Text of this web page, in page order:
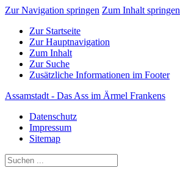
Zur Navigation springen Zum Inhalt springen
Zur Startseite
Zur Hauptnavigation
Zum Inhalt
Zur Suche
Zusätzliche Informationen im Footer
Assamstadt - Das Ass im Ärmel Frankens
Datenschutz
Impressum
Sitemap